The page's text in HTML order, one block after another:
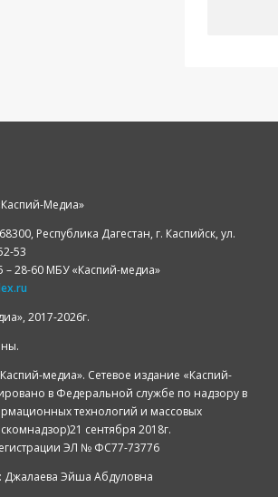
Медиа»
Республика Дагестан, г. Каспийск, ул.
53
– 28-60 МБУ «Каспий-медиа»
2017-2026г.
медиа». Сетевое издание «Каспий-
в Федеральной службе по надзору в
технологий и массовых
сентября 2018г.
ЭЛ № ФС77-73776
Джалаева Эйша Абдуловна